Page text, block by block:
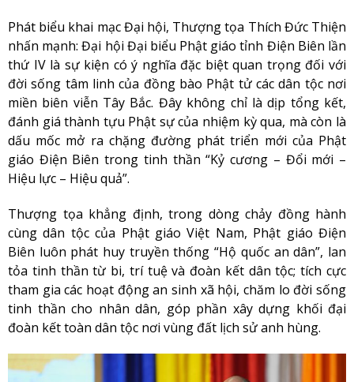
Phát biểu khai mạc Đại hội, Thượng tọa Thích Đức Thiện
nhấn mạnh: Đại hội Đại biểu Phật giáo tỉnh Điện Biên lần
thứ IV là sự kiện có ý nghĩa đặc biệt quan trọng đối với
đời sống tâm linh của đồng bào Phật tử các dân tộc nơi
miền biên viễn Tây Bắc. Đây không chỉ là dịp tổng kết,
đánh giá thành tựu Phật sự của nhiệm kỳ qua, mà còn là
dấu mốc mở ra chặng đường phát triển mới của Phật
giáo Điện Biên trong tinh thần “Kỷ cương – Đổi mới –
Hiệu lực – Hiệu quả”.
Thượng tọa khẳng định, trong dòng chảy đồng hành
cùng dân tộc của Phật giáo Việt Nam, Phật giáo Điện
Biên luôn phát huy truyền thống “Hộ quốc an dân”, lan
tỏa tinh thần từ bi, trí tuệ và đoàn kết dân tộc; tích cực
tham gia các hoạt động an sinh xã hội, chăm lo đời sống
tinh thần cho nhân dân, góp phần xây dựng khối đại
đoàn kết toàn dân tộc nơi vùng đất lịch sử anh hùng.